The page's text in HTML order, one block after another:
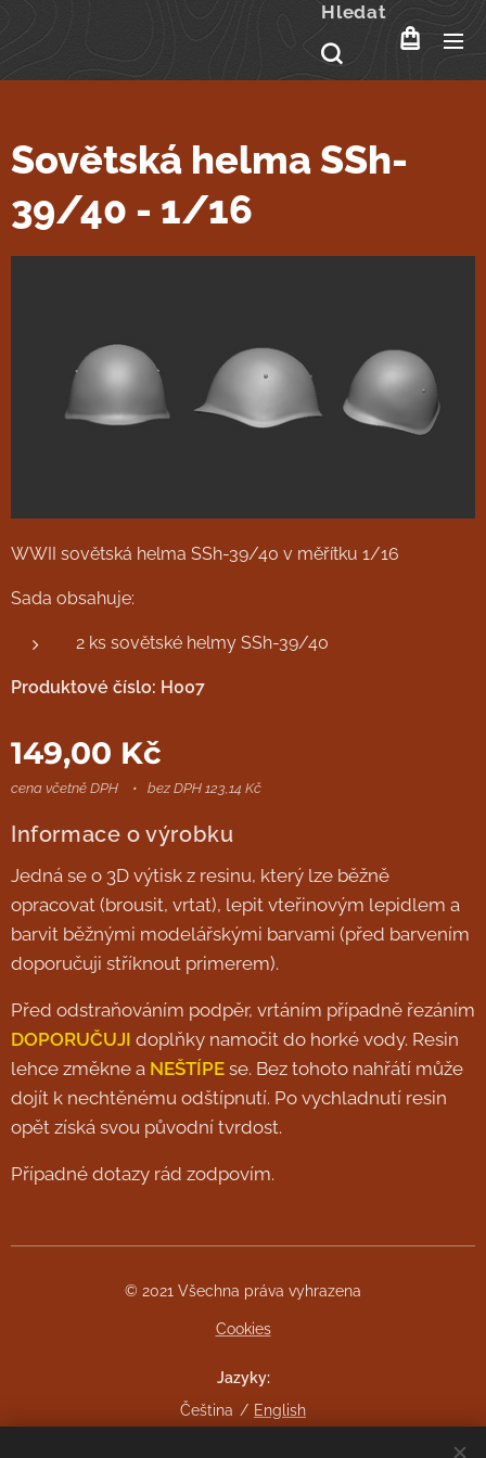
Hledat
Sovětská helma SSh-
39/40 - 1/16
WWII sovětská helma SSh-39/40 v měřítku 1/16
Sada obsahuje:
2 ks sovětské helmy SSh-39/40
Produktové číslo: H007
149,00 Kč
cena včetně DPH bez DPH 123,14 Kč
Informace o výrobku
Jedná se o 3D výtisk z resinu, který lze běžně
opracovat (brousit, vrtat), lepit vteřinovým lepidlem a
barvit běžnými modelářskými barvami (před barvením
doporučuji stříknout primerem).
Před odstraňováním podpěr, vrtáním případně řezáním
DOPORUČUJI doplňky namočit do horké vody. Resin
lehce změkne a NEŠTÍPE se. Bez tohoto nahřátí může
dojít k nechtěnému odštípnutí. Po vychladnutí resin
opět získá svou původní tvrdost.
Případné dotazy rád zodpovím.
© 2021 Všechna práva vyhrazena
Cookies
Jazyky
Čeština
English